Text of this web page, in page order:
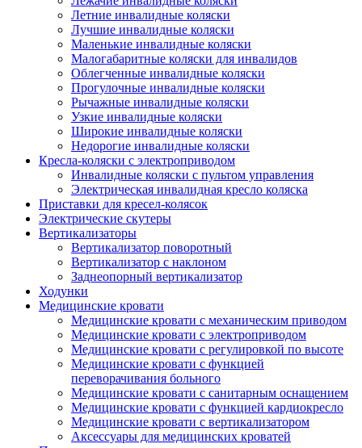
Летние инвалидные коляски
Лучшие инвалидные коляски
Маленькие инвалидные коляски
Малогабаритные коляски для инвалидов
Облегченные инвалидные коляски
Прогулочные инвалидные коляски
Рычажные инвалидные коляски
Узкие инвалидные коляски
Широкие инвалидные коляски
Недорогие инвалидные коляски
Кресла-коляски с электроприводом
Инвалидные коляски с пультом управления
Электрическая инвалидная кресло коляска
Приставки для кресел-колясок
Электрические скутеры
Вертикализаторы
Вертикализатор поворотный
Вертикализатор с наклоном
Заднеопорный вертикализатор
Ходунки
Медицинские кровати
Медицинские кровати с механическим приводом
Медицинские кровати с электроприводом
Медицинские кровати с регулировкой по высоте
Медицинские кровати с функцией
переворачивания больного
Медицинские кровати с санитарным оснащением
Медицинские кровати с функцией кардиокресло
Медицинские кровати с вертикализатором
Аксессуары для медицинских кроватей